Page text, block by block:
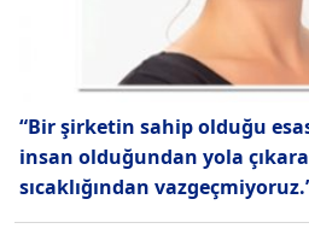
“Bir şirketin sahip olduğu
insan olduğundan yola
sıcaklığından